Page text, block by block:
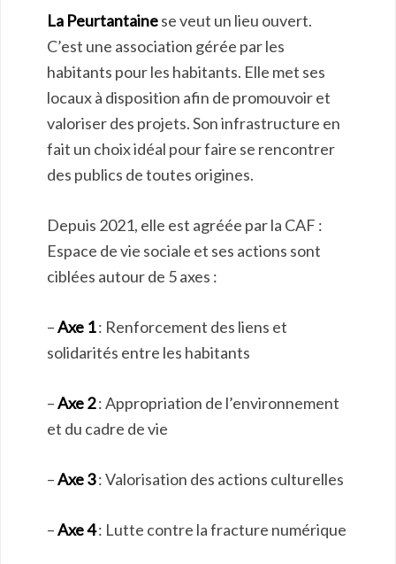
La Peurtantainese veut un lieu ouvert.
C’est une association gérée par les
habitants pour les habitants. Elle met ses
locaux à disposition afin de promouvoir et
valoriser des projets. Son infrastructure en
fait un choix idéal pour faire se rencontrer
des publics de toutes origines.
Depuis 2021, elle est agréée par la CAF :
Espace de vie sociale et ses actions sont
ciblées autour de 5 axes :
–Axe 1: Renforcement des liens et
solidarités entre les habitants
–Axe 2: Appropriation de l’environnement
et du cadre de vie
–Axe 3: Valorisation des actions culturelles
–Axe 4: Lutte contre la fracture numérique